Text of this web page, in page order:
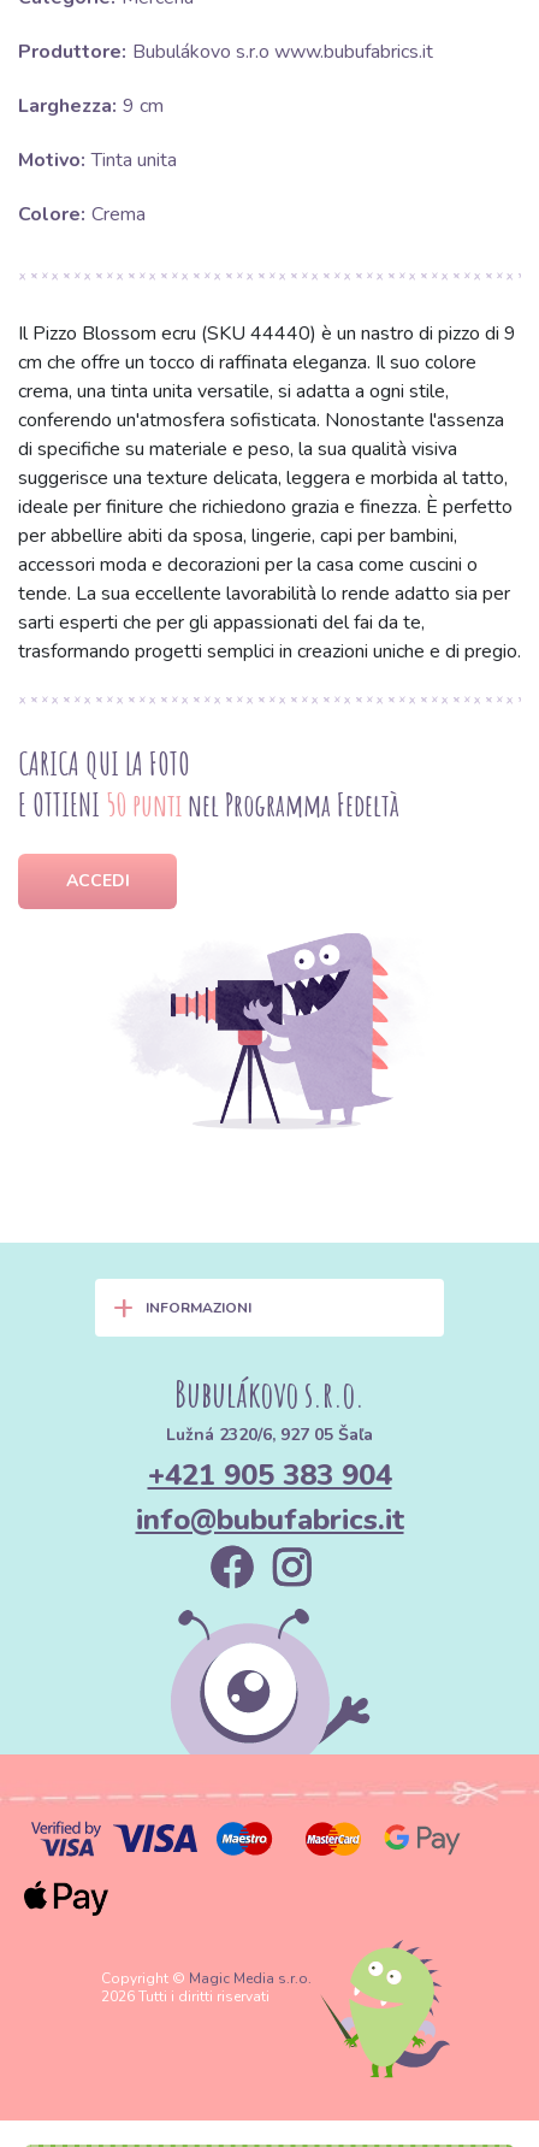
Produttore: Bubulákovo s.r.o www.bubufabrics.it
Larghezza: 9 cm
Motivo: Tinta unita
Colore: Crema
Il Pizzo Blossom ecru (SKU 44440) è un nastro di pizzo di 9
cm che offre un tocco di raffinata eleganza. Il suo colore
crema, una tinta unita versatile, si adatta a ogni stile,
conferendo un'atmosfera sofisticata. Nonostante l'assenza
di specifiche su materiale e peso, la sua qualità visiva
suggerisce una texture delicata, leggera e morbida al tatto,
ideale per finiture che richiedono grazia e finezza. È perfetto
per abbellire abiti da sposa, lingerie, capi per bambini,
accessori moda e decorazioni per la casa come cuscini o
tende. La sua eccellente lavorabilità lo rende adatto sia per
sarti esperti che per gli appassionati del fai da te,
trasformando progetti semplici in creazioni uniche e di pregio.
CARICA QUI LA FOTO
E OTTIENI 50 punti nel Programma Fedeltà
ACCEDI
+ INFORMAZIONI
Bubulákovo s.r.o.
Lužná 2320/6, 927 05 Šaľa
+421 905 383 904
info@bubufabrics.it
Copyright © Magic Media s.r.o.
2026 Tutti i diritti riservati